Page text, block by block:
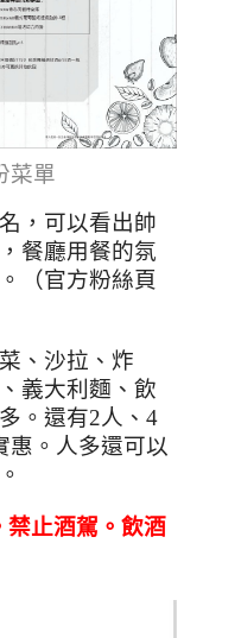
菜單
，可以看出帥
餐廳用餐的氛
（官方粉絲頁
、沙拉、炸
義大利麵、飲
。還有2人、 4
惠。人多還可以
禁止酒駕。飲酒